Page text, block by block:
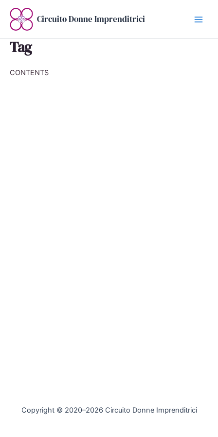
contenuto
Circuito Donne Imprenditrici
Tag
CONTENTS
Copyright © 2020–2026 Circuito Donne Imprenditrici